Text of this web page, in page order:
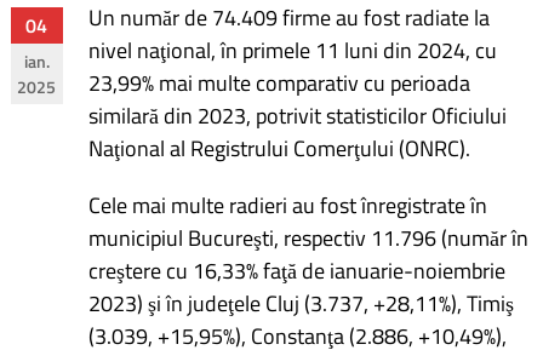
04
ian.
2025
Un număr de 74.409 firme au fost radiate la
nivel naţional, în primele 11 luni din 2024, cu
23,99% mai multe comparativ cu perioada
similară din 2023, potrivit statisticilor Oficiului
Naţional al Registrului Comerţului (ONRC).
Cele mai multe radieri au fost înregistrate în
municipiul Bucureşti, respectiv 11.796 (număr în
creştere cu 16,33% faţă de ianuarie-noiembrie
2023) şi în judeţele Cluj (3.737, +28,11%), Timiş
(3.039, +15,95%), Constanţa (2.886, +10,49%),
Navigare
în
articole